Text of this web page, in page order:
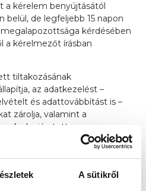
A sütikről
a kérelem benyújtásától
de legfeljebb 15 napon
kérdésében
a kérelmezőt írásban
tiltakozásának
az adatkezelést –
és adattovábbítást is –
zárolja, valamint a
alapján tett
akik részére a